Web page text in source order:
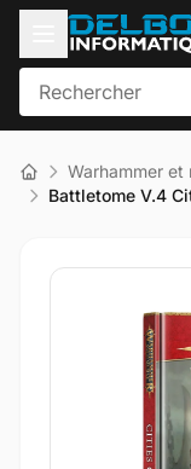
Warhammer et
Battletome V.4